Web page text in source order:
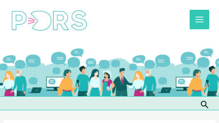
садржај
navigation